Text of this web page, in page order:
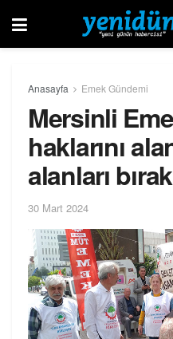
Anasayfa Emek Gündemi
Mersinli
haklarını
alanları
30 Mart 2024